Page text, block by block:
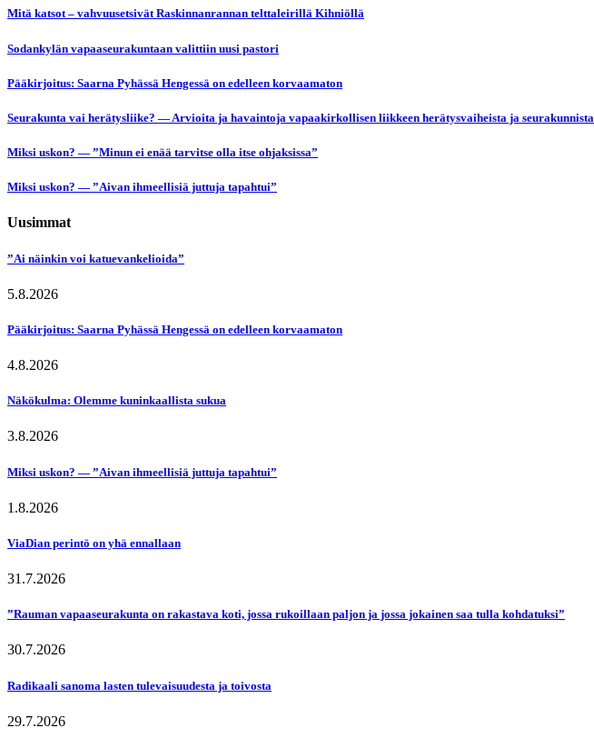
Mitä katsot – vahvuusetsivät Raskinnanrannan telttaleirillä Kihniöllä
Sodankylän vapaaseurakuntaan valittiin uusi pastori
Pääkirjoitus: Saarna Pyhässä Hengessä on edelleen korvaamaton
Seurakunta vai herätysliike? — Arvioita ja havaintoja vapaakirkollisen liikkeen herätysvaiheista ja seurakunnista
Miksi uskon? — ”Minun ei enää tarvitse olla itse ohjaksissa”
Miksi uskon? — ”Aivan ihmeellisiä juttuja tapahtui”
Uusimmat
”Ai näinkin voi katuevankelioida”
5.8.2026
Pääkirjoitus: Saarna Pyhässä Hengessä on edelleen korvaamaton
4.8.2026
Näkökulma: Olemme kuninkaallista sukua
3.8.2026
Miksi uskon? — ”Aivan ihmeellisiä juttuja tapahtui”
1.8.2026
ViaDian perintö on yhä ennallaan
31.7.2026
”Rauman vapaaseurakunta on rakastava koti, jossa rukoillaan paljon ja jossa jokainen saa tulla kohdatuksi”
30.7.2026
Radikaali sanoma lasten tulevaisuudesta ja toivosta
29.7.2026